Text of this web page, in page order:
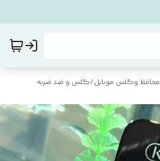
محافظ و‌گلس موبایل/گلس و ضد ضربه